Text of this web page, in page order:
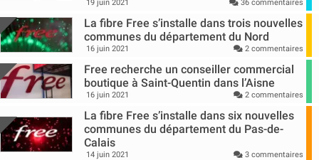
19 juin 2021 36 commentaires
La fibre Free s’installe dans trois nouvelles
communes du département du Nord
16 juin 2021 2 commentaires
Free recherche un conseiller commercial
boutique à Saint-Quentin dans l’Aisne
16 juin 2021 2 commentaires
La fibre Free s’installe dans six nouvelles
communes du département du Pas-de-
Calais
14 juin 2021 3 commentaires